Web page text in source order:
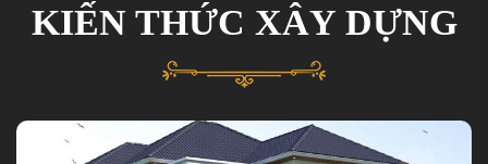
KIẾN THỨC XÂY DỰNG